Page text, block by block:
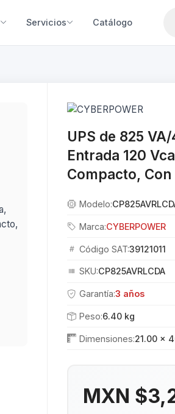
Servicios Catálogo
UPS de 825
Entrada 120
Compacto, Con
Modelo:
Marca:CYBERPOWER
Código SAT:39121011
SKU:CP825AVRLCDA
Garantía:3 años
Peso:6.40 kg
Dimensiones:21.00 ×
MXN